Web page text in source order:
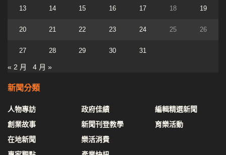
13 14 15 16 17 18 19
20 21 22 23 24 25 26
27 28 29 30 31
« 2 月 4 月 »
新聞分類
人物專訪
創業故事
在地新聞
政府佳績
新聞刊登教學
樂活消費
編輯精選新聞
育樂活動